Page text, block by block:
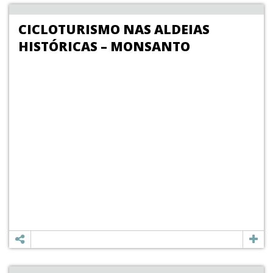
CICLOTURISMO NAS ALDEIAS
HISTÓRICAS – MONSANTO